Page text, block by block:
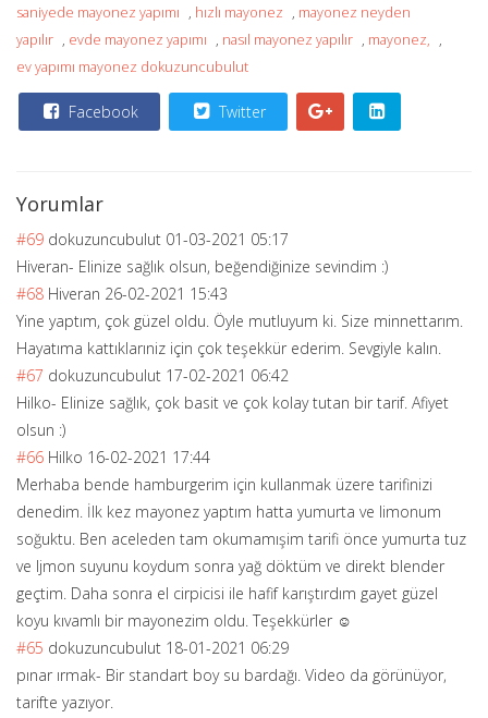
saniyede mayonez yapımı , hızlı mayonez , mayonez neyden
yapılır , evde mayonez yapımı , nasıl mayonez yapılır , mayonez, ,
ev yapımı mayonez dokuzuncubulut
Facebook Twitter
Yorumlar
#69 dokuzuncubulut 01-03-2021 05:17
Hiveran- Elinize sağlık olsun, beğendiğinize sevindim :)
#68 Hiveran 26-02-2021 15:43
Yine yaptım, çok güzel oldu. Öyle mutluyum ki. Size minnettarım.
Hayatıma kattıklarıniz için çok teşekkür ederim. Sevgiyle kalın.
#67 dokuzuncubulut 17-02-2021 06:42
Hilko- Elinize sağlık, çok basit ve çok kolay tutan bir tarif. Afiyet
olsun :)
#66 Hilko 16-02-2021 17:44
Merhaba bende hamburgerim için kullanmak üzere tarifinizi
denedim. İlk kez mayonez yaptım hatta yumurta ve limonum
soğuktu. Ben aceleden tam okumamışim tarifi önce yumurta tuz
ve ljmon suyunu koydum sonra yağ döktüm ve direkt blender
geçtim. Daha sonra el cirpicisi ile hafif karıştırdım gayet güzel
koyu kıvamlı bir mayonezim oldu. Teşekkürler ☺️
#65 dokuzuncubulut 18-01-2021 06:29
pınar ırmak- Bir standart boy su bardağı. Video da görünüyor,
tarifte yazıyor.